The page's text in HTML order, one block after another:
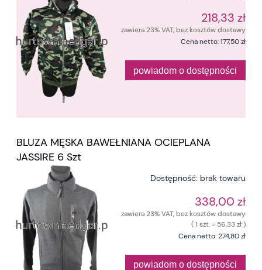
218,33 zł
zawiera 23% VAT, bez kosztów dostawy
Cena netto:177,50 zł
powiadom o dostępności
BLUZA MĘSKA BAWEŁNIANA OCIEPLANA
JASSIRE 6 Szt
Dostępność: brak towaru
338,00 zł
zawiera 23% VAT, bez kosztów dostawy
( 1 szt. = 56,33 zł )
Cena netto:274,80 zł
powiadom o dostępności